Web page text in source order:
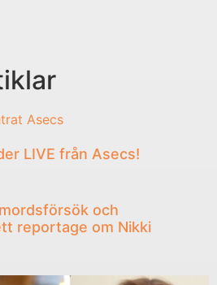
LIVE från Asecs!
och
reportage om Nikki